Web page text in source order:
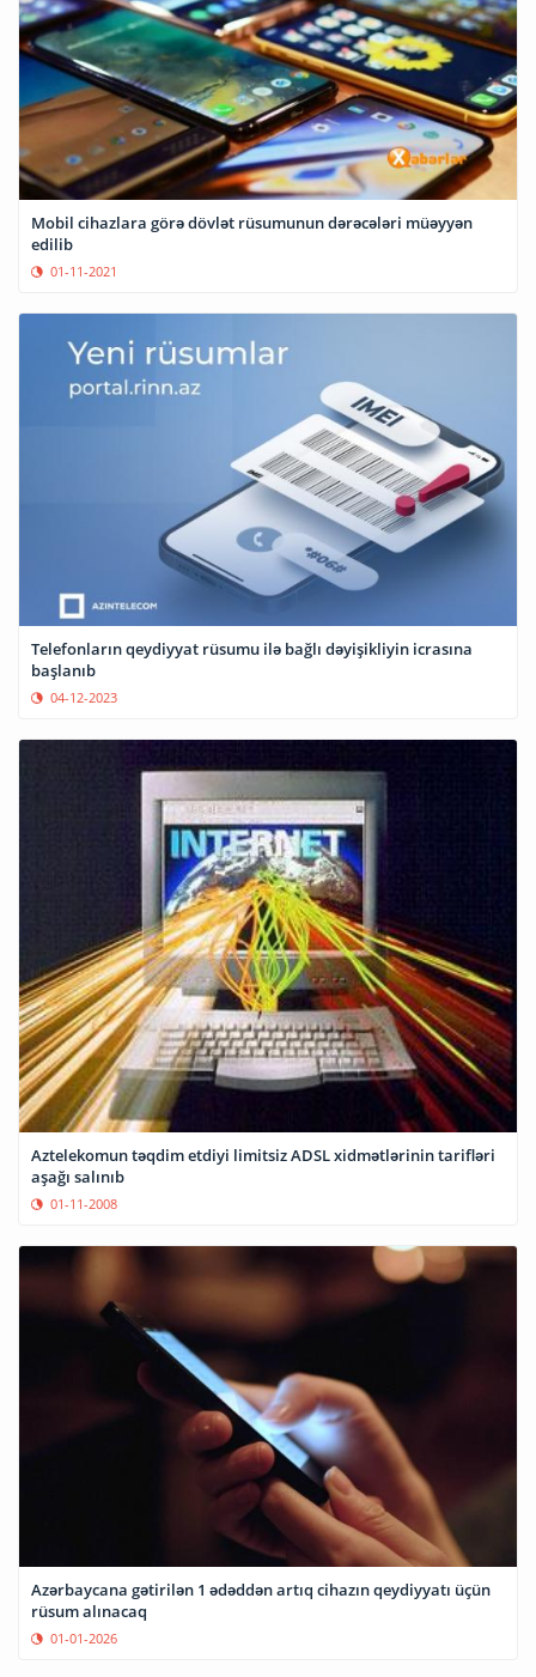
Mobil cihazlara görə dövlət rüsumunun dərəcələri müəyyən
edilib
01-11-2021
Telefonların qeydiyyat rüsumu ilə bağlı dəyişikliyin icrasına
başlanıb
04-12-2023
Aztelekomun təqdim etdiyi limitsiz ADSL xidmətlərinin tarifləri
aşağı salınıb
01-11-2008
Azərbaycana gətirilən 1 ədəddən artıq cihazın qeydiyyatı üçün
rüsum alınacaq
01-01-2026